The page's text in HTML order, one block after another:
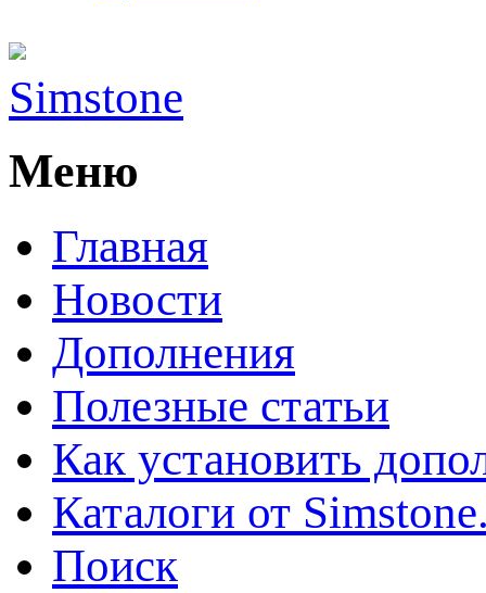
Simstone
Меню
Главная
Новости
Дополнения
Полезные статьи
Как установить
Каталоги от
Поиск